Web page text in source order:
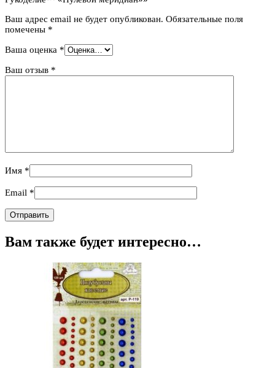
Ваш адрес email не будет опубликован. Обязательные поля
помечены *
Ваша оценка *
Ваш отзыв *
Имя *
Email *
Вам также будет интересно…